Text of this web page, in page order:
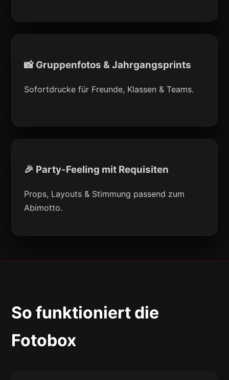
📸 Gruppenfotos & Jahrgangsprints
Sofortdrucke für Freunde, Klassen & Teams.
🎉 Party-Feeling mit Requisiten
Props, Layouts & Stimmung passend zum
Abimotto.
So funktioniert die
Fotobox